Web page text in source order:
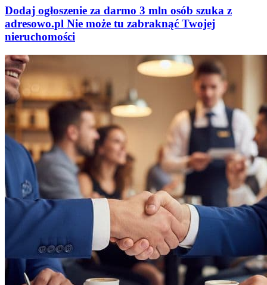
Dodaj ogłoszenie za darmo 3 mln osób szuka z
adresowo.pl Nie może tu zabraknąć Twojej
nieruchomości